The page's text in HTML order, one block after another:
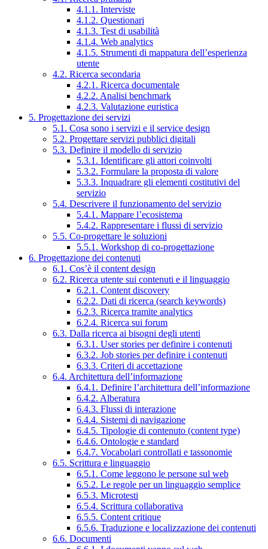
4.1.1. Interviste
4.1.2. Questionari
4.1.3. Test di usabilità
4.1.4. Web analytics
4.1.5. Strumenti di mappatura dell’esperienza
utente
4.2. Ricerca secondaria
4.2.1. Ricerca documentale
4.2.2. Analisi benchmark
4.2.3. Valutazione euristica
5. Progettazione dei servizi
5.1. Cosa sono i servizi e il service design
5.2. Progettare servizi pubblici digitali
5.3. Definire il modello di servizio
5.3.1. Identificare gli attori coinvolti
5.3.2. Formulare la proposta di valore
5.3.3. Inquadrare gli elementi costitutivi del
servizio
5.4. Descrivere il funzionamento del servizio
5.4.1. Mappare l’ecosistema
5.4.2. Rappresentare i flussi di servizio
5.5. Co-progettare le soluzioni
5.5.1. Workshop di co-progettazione
6. Progettazione dei contenuti
6.1. Cos’è il content design
6.2. Ricerca utente sui contenuti e il linguaggio
6.2.1. Content discovery
6.2.2. Dati di ricerca (search keywords)
6.2.3. Ricerca tramite analytics
6.2.4. Ricerca sui forum
6.3. Dalla ricerca ai bisogni degli utenti
6.3.1. User stories per definire i contenuti
6.3.2. Job stories per definire i contenuti
6.3.3. Criteri di accettazione
6.4. Architettura dell’informazione
6.4.1. Definire l’architettura dell’informazione
6.4.2. Alberatura
6.4.3. Flussi di interazione
6.4.4. Sistemi di navigazione
6.4.5. Tipologie di contenuto (content type)
6.4.6. Ontologie e standard
6.4.7. Vocabolari controllati e tassonomie
6.5. Scrittura e linguaggio
6.5.1. Come leggono le persone sul web
6.5.2. Le regole per un linguaggio semplice
6.5.3. Microtesti
6.5.4. Scrittura collaborativa
6.5.5. Content critique
6.5.6. Traduzione e localizzazione dei contenuti
6.6. Documenti